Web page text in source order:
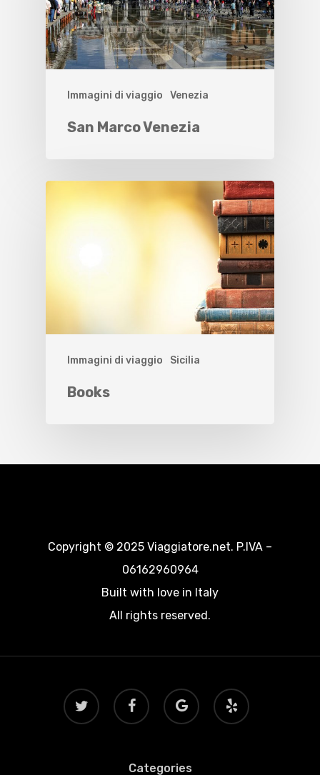
Immagini di viaggio Venezia
San Marco Venezia
Immagini di viaggio Sicilia
Books
Copyright © 2025 Viaggiatore.net. P.IVA –
06162960964
Built with love in Italy
All rights reserved.
twitter facebook
google-
plus
yelp
Categories